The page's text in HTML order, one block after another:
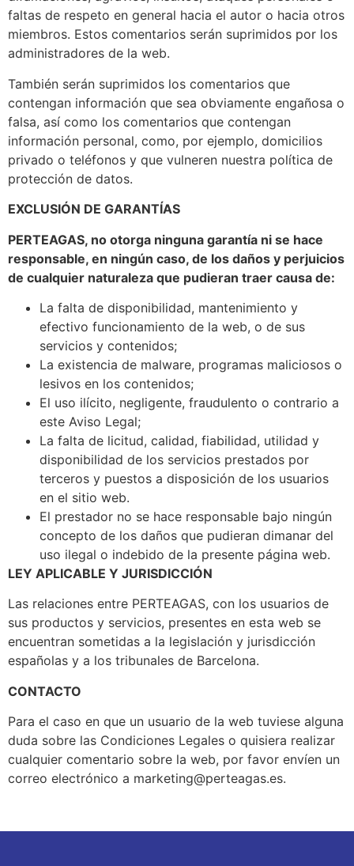
faltas de respeto en general hacia el autor o hacia otros
miembros. Estos comentarios serán suprimidos por los
administradores de la web.
También serán suprimidos los comentarios que
contengan información que sea obviamente engañosa o
falsa, así como los comentarios que contengan
información personal, como, por ejemplo, domicilios
privado o teléfonos y que vulneren nuestra política de
protección de datos.
EXCLUSIÓN DE GARANTÍAS
PERTEAGAS, no otorga ninguna garantía ni se hace
responsable, en ningún caso, de los daños y perjuicios
de cualquier naturaleza que pudieran traer causa de:
La falta de disponibilidad, mantenimiento y
efectivo funcionamiento de la web, o de sus
servicios y contenidos;
La existencia de malware, programas maliciosos o
lesivos en los contenidos;
El uso ilícito, negligente, fraudulento o contrario a
este Aviso Legal;
La falta de licitud, calidad, fiabilidad, utilidad y
disponibilidad de los servicios prestados por
terceros y puestos a disposición de los usuarios
en el sitio web.
El prestador no se hace responsable bajo ningún
concepto de los daños que pudieran dimanar del
uso ilegal o indebido de la presente página web.
LEY APLICABLE Y JURISDICCIÓN
Las relaciones entre PERTEAGAS, con los usuarios de
sus productos y servicios, presentes en esta web se
encuentran sometidas a la legislación y jurisdicción
españolas y a los tribunales de Barcelona.
CONTACTO
Para el caso en que un usuario de la web tuviese alguna
duda sobre las Condiciones Legales o quisiera realizar
cualquier comentario sobre la web, por favor envíen un
correo electrónico a marketing@perteagas.es.